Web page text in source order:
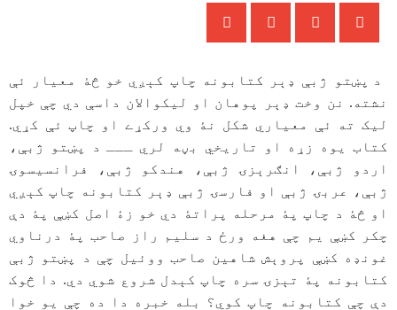
د پښتو ژبې ډېر کتابونه چاپ کېږي خو څۀ معيار ئې
نشته. نن وخت ډېر پوهان او ليکوالان داسې دي چې خپل
ليک ته ئې معياري شکل نۀ وي ورکړے او چاپ ئې کړي.
کتاب يوه زړه او تاريخي بڼه لري ـــ د پښتو ژ‌بې،
اردو ژبې، انګرېزۍ ژبې، هندکو ژبې، فرانسیسوۍ
ژبې، عربۍ ژبې او فارسۍ ژبې ډېر کتابونه چاپ کېږي
او څۀ د چاپ پۀ مرحله پراتۀ دي خو زۀ اصل کښې پۀ دې
چکر کښې يم چې هغه ورځ د سليم راز صاحب پۀ درناوي
غونډه کښې پروېش شاهين صاحب ووئیل چې د پښتو ژبې
کتابونه پۀ تېزۍ سره چاپ کېدل شروع شوي دي. دا څوک
دې چې کتابونه چاپ کوي؟ بله خبره دا ده چې يو خوا